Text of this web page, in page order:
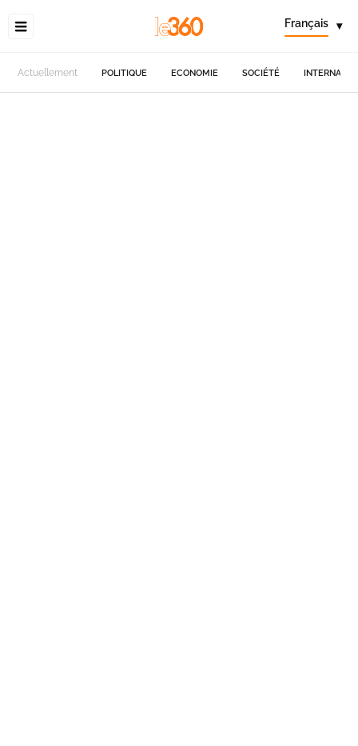
Français ▾
Actuellement POLITIQUE ECONOMIE SOCIÉTÉ